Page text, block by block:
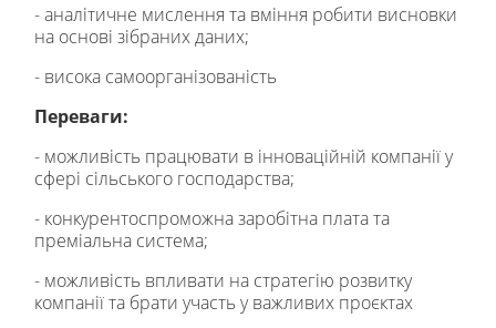
- аналітичне мислення та вміння робити висновки
на основі зібраних даних;
- висока самоорганізованість
Переваги:
- можливість працювати в інноваційній компанії у
сфері сільського господарства;
- конкурентоспроможна заробітна плата та
преміальна система;
- можливість впливати на стратегію розвитку
компанії та брати участь у важливих проєктах